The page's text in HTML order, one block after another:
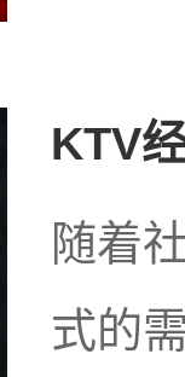
KTV
随着
式的